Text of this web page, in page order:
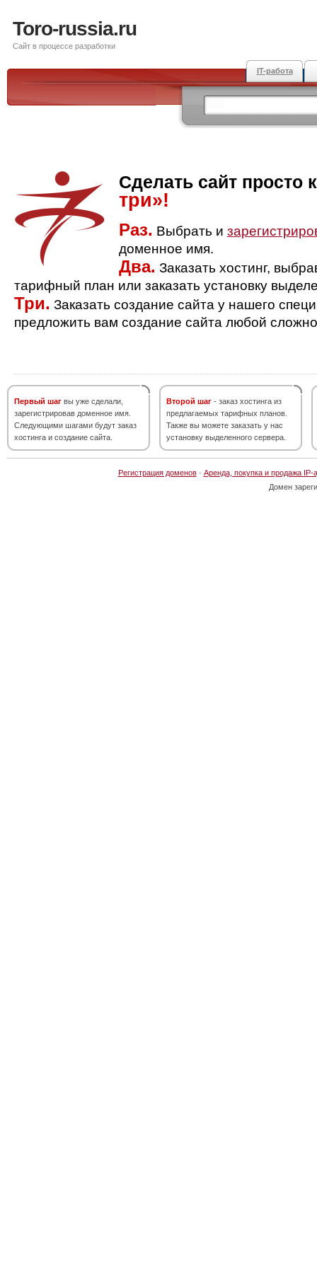
Toro-russia.ru
Сайт в процессе разработки
IT-работа
Сделать сайт просто
три»!
Раз. Выбрать и
доменное имя.
Два. Заказать хостинг,
тарифный план или заказать установку
Три. Заказать создание сайта у нашего
предложить вам создание сайта любой
Первый шаг вы уже сделали,
зарегистрировав доменное имя.
Следующими шагами будут заказ
хостинга и создание сайта.
Второй шаг - заказ хостинга из
предлагаемых тарифных планов.
Также вы можете заказать у нас
установку выделенного сервера.
Регистрация доменов· Аренда, покупка и продажа IP-
Домен